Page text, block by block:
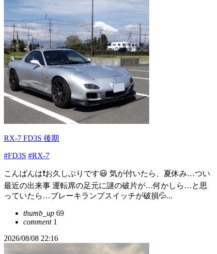
RX-7 FD3S 後期
#FD3S #RX-7
こんばんは❗️お久しぶりです😃 気が付いたら、夏休み…つい
最近の出来事 運転席の足元に謎の破片が…何かしら…と思
っていたら…ブレーキランプスイッチが破損💦...
thumb_up 69
comment1
2026/08/08 22:16